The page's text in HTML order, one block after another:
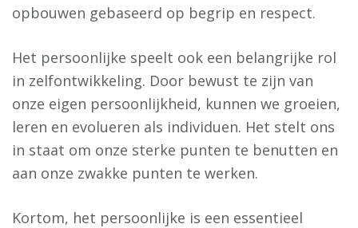
opbouwen gebaseerd op begrip en respect.
Het persoonlijke speelt ook een belangrijke rol
in zelfontwikkeling. Door bewust te zijn van
onze eigen persoonlijkheid, kunnen we groeien,
leren en evolueren als individuen. Het stelt ons
in staat om onze sterke punten te benutten en
aan onze zwakke punten te werken.
Kortom, het persoonlijke is een essentieel